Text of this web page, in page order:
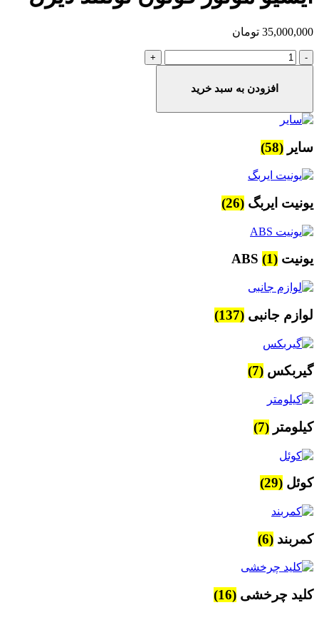
35,000,000 تومان
ایسیو
موتور
فوتون
دیزل
عدد
افزودن به سبد خرید
سایر (58)
یونیت ایربگ (26)
یونیت ABS (1)
لوازم جانبی (137)
گیربکس (7)
کیلومتر (7)
کوئل (29)
کمربند (6)
کلید چرخشی (16)